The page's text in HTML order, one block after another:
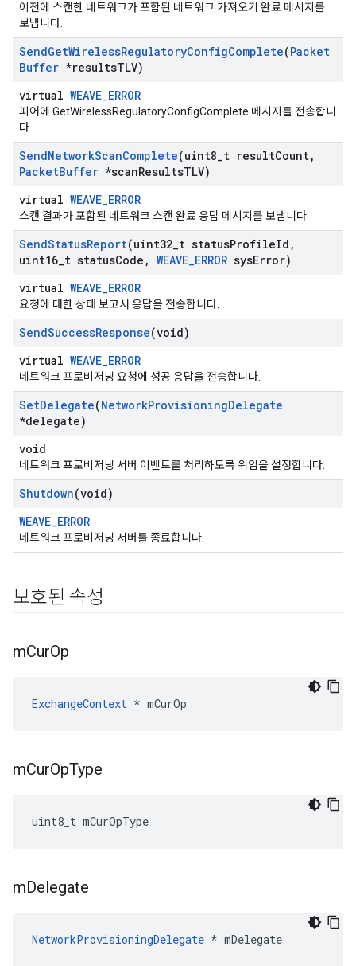
이전에 스캔한 네트워크가 포함된 네트워크 가져오기 완료 메시지를
보냅니다.
SendGetWirelessRegulatoryConfigComplete(Packet
Buffer *resultsTLV)
virtual WEAVE_ERROR
피어에 GetWirelessRegulatoryConfigComplete 메시지를 전송합니
다.
SendNetworkScanComplete(uint8 t resultCount,
PacketBuffer *scanResultsTLV)
virtual WEAVE_ERROR
스캔 결과가 포함된 네트워크 스캔 완료 응답 메시지를 보냅니다.
SendStatusReport(uint32 t statusProfileId ,
uint16 t statusCode , WEAVE_ERROR sysError)
virtual WEAVE_ERROR
요청에 대한 상태 보고서 응답을 전송합니다.
SendSuccessResponse(void)
virtual WEAVE_ERROR
네트워크 프로비저닝 요청에 성공 응답을 전송합니다.
SetDelegate(NetworkProvisioningDelegate
*delegate)
void
네트워크 프로비저닝 서버 이벤트를 처리하도록 위임을 설정합니다.
Shutdown(void)
WEAVE_ERROR
네트워크 프로비저닝 서버를 종료합니다.
보호된 속성
mCurOp
ExchangeContext * mCurOp
mCurOpType
uint8_t mCurOpType
mDelegate
NetworkProvisioningDelegate * mDelegate